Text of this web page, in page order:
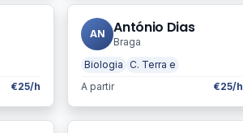
€25/h
AN António Dias
Braga
Biologia
C. Terra e
A partir
€25/h